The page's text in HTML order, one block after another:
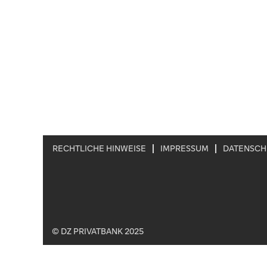
RECHTLICHE HINWEISE IMPRESSUM
© DZ PRIVATBANK 2025